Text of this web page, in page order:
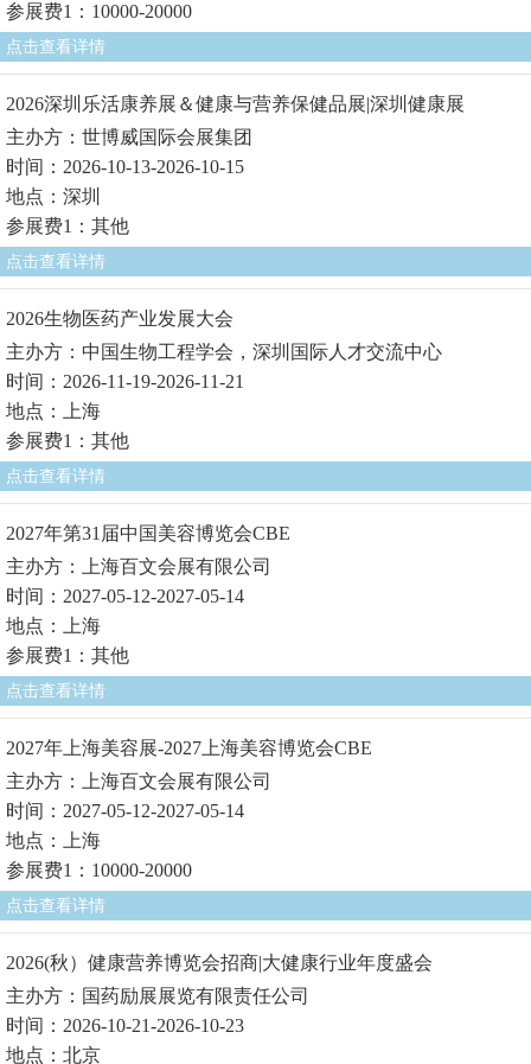
参展费1：10000-20000
点击查看详情
2026深圳乐活康养展＆健康与营养保健品展|深圳健康展
主办方：世博威国际会展集团
时间：2026-10-13-2026-10-15
地点：深圳
参展费1：其他
点击查看详情
2026生物医药产业发展大会
主办方：中国生物工程学会，深圳国际人才交流中心
时间：2026-11-19-2026-11-21
地点：上海
参展费1：其他
点击查看详情
2027年第31届中国美容博览会CBE
主办方：上海百文会展有限公司
时间：2027-05-12-2027-05-14
地点：上海
参展费1：其他
点击查看详情
2027年上海美容展-2027上海美容博览会CBE
主办方：上海百文会展有限公司
时间：2027-05-12-2027-05-14
地点：上海
参展费1：10000-20000
点击查看详情
2026(秋）健康营养博览会招商|大健康行业年度盛会
主办方：国药励展展览有限责任公司
时间：2026-10-21-2026-10-23
地点：北京